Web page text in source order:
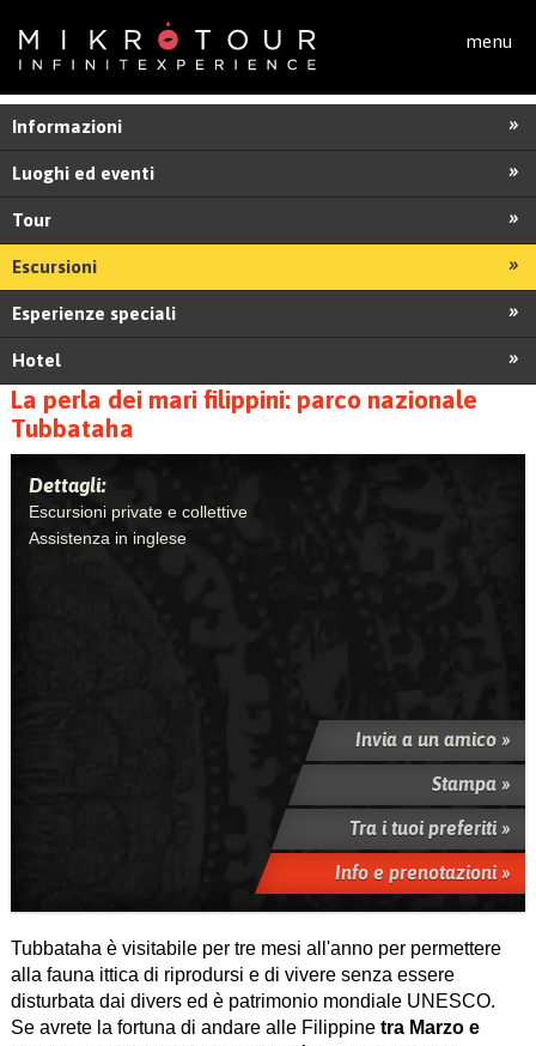
menu
Informazioni
Luoghi ed eventi
Tour
Escursioni
Esperienze speciali
Hotel
La perla dei mari filippini: parco nazionale
Tubbataha
Dettagli:
Escursioni private e collettive
Assistenza in inglese
Invia a un amico »
Stampa »
Tra i tuoi preferiti »
Info e prenotazioni »
Tubbataha è visitabile per tre mesi all'anno per permettere
alla fauna ittica di riprodursi e di vivere senza essere
disturbata dai divers ed è patrimonio mondiale UNESCO.
Se avrete la fortuna di andare alle Filippine tra Marzo e